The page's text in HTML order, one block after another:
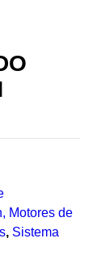
Motores de
, Sistema